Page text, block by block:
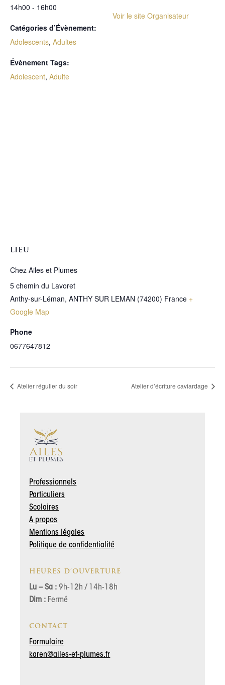
14h00 - 16h00
Catégories d’Évènement:
Adolescents, Adultes
Évènement Tags:
Adolescent, Adulte
Voir le site Organisateur
LIEU
Chez Ailes et Plumes
5 chemin du Lavoret
Anthy-sur-Léman, ANTHY SUR LEMAN (74200) France +
Google Map
Phone
0677647812
Atelier régulier du soir Atelier d’écriture caviardage
Professionnels
Particuliers
Scolaires
A propos
Mentions légales
Politique de confidentialité
HEURES D’OUVERTURE
Lu – Sa : 9h-12h / 14h-18h
Dim : Fermé
CONTACT
Formulaire
karen@ailes-et-plumes.fr